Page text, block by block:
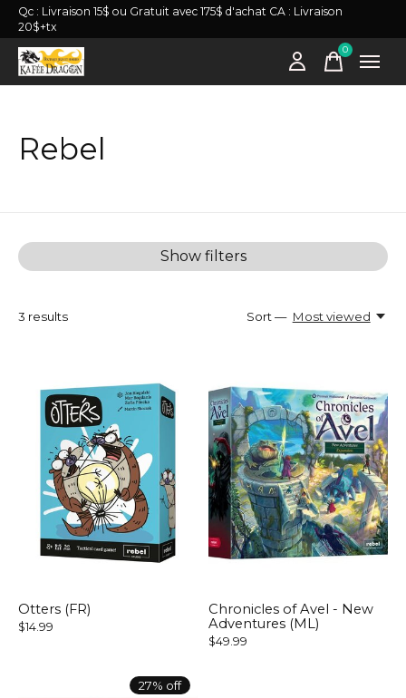
Qc : Livraison 15$ ou Gratuit avec 175$ d'achat CA : Livraison
20$+tx
0items
Rebel
Show filters
3 results Sort — Most viewed
Otters (FR)
$14.99
Chronicles of Avel - New
Adventures (ML)
$49.99
27% off